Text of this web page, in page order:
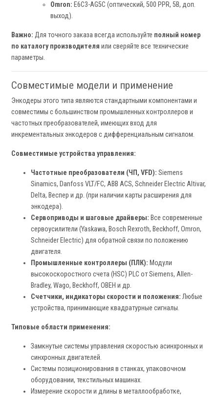
Omron: E6C3-AG5C (оптический, 500 PPR, 5В, доп.
выход).
Важно: Для точного заказа всегда используйте полный номер
по каталогу производителя или сверяйте все технические
параметры.
Совместимые модели и применение
Энкодеры этого типа являются стандартными компонентами и
совместимы с большинством промышленных контроллеров и
частотных преобразователей, имеющих вход для
инкрементальных энкодеров с дифференциальным сигналом.
Совместимые устройства управления:
Частотные преобразователи (ЧП, VFD): Siemens
Sinamics, Danfoss VLT/FC, ABB ACS, Schneider Electric Altivar,
Delta, Веспер и др. (при наличии карты расширения для
энкодера).
Сервоприводы и шаговые драйверы: Все современные
сервоусилители (Yaskawa, Bosch Rexroth, Beckhoff, Omron,
Schneider Electric) для обратной связи по положению
двигателя.
Промышленные контроллеры (ПЛК): Модули
высокоскоростного счета (HSC) PLC от Siemens, Allen-
Bradley, Wago, Beckhoff, ОВЕН и др.
Счетчики, индикаторы скорости и положения: Любые
устройства, принимающие квадратурные сигналы.
Типовые области применения:
Замкнутые системы управления скоростью асинхронных и
синхронных двигателей.
Системы позиционирования в станках, упаковочном
оборудовании, текстильных машинах.
Измерение скорости и длины в металлообработке,